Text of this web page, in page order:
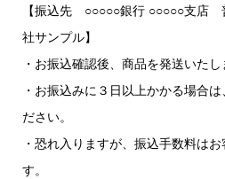
【振込先 ○○○○○銀行 ○○○○○支店
社サンプル】
・お振込確認後、商品を発送いたし
・お振込みに３日以上かかる場合
ださい。
・恐れ入りますが、振込手数料は
す。